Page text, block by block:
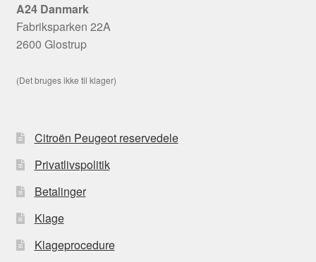
A24 Danmark
Fabriksparken 22A
2600 Glostrup
(Det bruges ikke til klager)
Citroën Peugeot reservedele
Privatlivspolitik
Betalinger
Klage
Klageprocedure